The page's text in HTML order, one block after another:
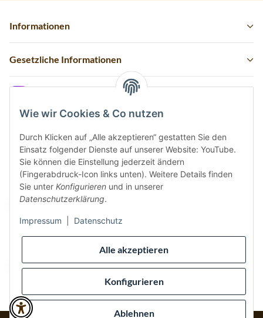
Alle akzeptieren
Konfigurieren
Ablehnen
Wie wir Cookies & Co nutzen
Durch Klicken auf „Alle akzeptieren“ gestatten Sie den
Einsatz folgender Dienste auf unserer Website: YouTube.
Sie können die Einstellung jederzeit ändern
(Fingerabdruck-Icon links unten). Weitere Details finden
Sie unter Konfigurieren und in unserer
Datenschutzerklärung.
Impressum Datenschutz
Informationen
Gesetzliche Informationen
Vertrag widerrufen
Sicher bezahlen via:
Wir versenden via: